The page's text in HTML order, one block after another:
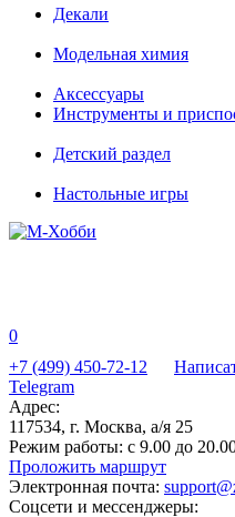
Декали
Модельная химия
Аксессуары
Инструменты и
Детский раздел
Настольные игры
0
+7 (499) 450-72-12
Telegram
Адрес:
117534, г. Москва, а/я 25
Режим работы: с 9.00 до
Проложить маршрут
Электронная почта:
Соцсети и мессенджеры: